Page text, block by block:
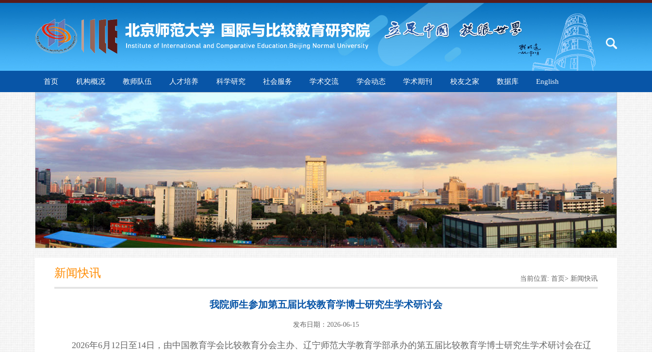
首页 机构概况 教师队伍 人才培养 科学研究 社会服务 学术交流 学会动态 学术期刊 校友之家 数据库 English
新闻快讯 当前位置: 首页> 新闻快讯
我院师生参加第五届比较教育学博士研究生学术研讨会
发布日期：2026-06-15
2026年6月12日至14日，由中国教育学会比较教育分会主办、辽宁师范大学教育学部承办的第五届比较教育学博士研究生学术研讨会在辽